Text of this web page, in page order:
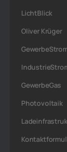
LichtBlick
Oliver Krüger
GewerbeGas
Photovoltaik